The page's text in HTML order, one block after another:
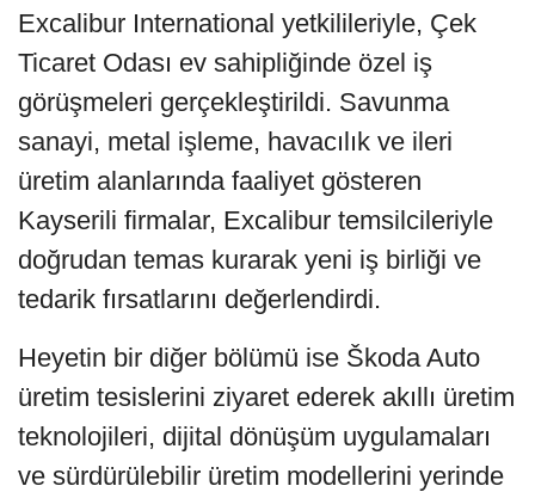
Excalibur International yetkilileriyle, Çek
Ticaret Odası ev sahipliğinde özel iş
görüşmeleri gerçekleştirildi. Savunma
sanayi, metal işleme, havacılık ve ileri
üretim alanlarında faaliyet gösteren
Kayserili firmalar, Excalibur temsilcileriyle
doğrudan temas kurarak yeni iş birliği ve
tedarik fırsatlarını değerlendirdi.
Heyetin bir diğer bölümü ise Škoda Auto
üretim tesislerini ziyaret ederek akıllı üretim
teknolojileri, dijital dönüşüm uygulamaları
ve sürdürülebilir üretim modellerini yerinde